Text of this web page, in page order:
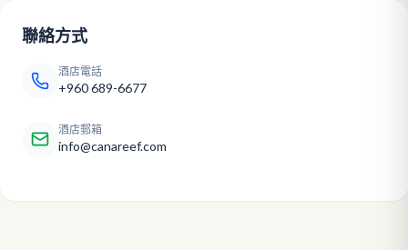
聯絡方式
酒店電話
+960 689-6677
酒店郵箱
info@canareef.com